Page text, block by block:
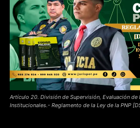
Artículo 20. División de Supervisión, Evaluación de
Institucionales.- Reglamento de la Ley de la PNP